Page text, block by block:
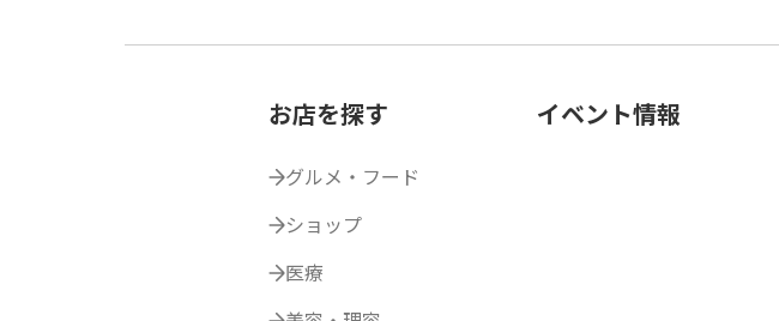
お店を探す
グルメ・フード
ショップ
医療
イベント情報